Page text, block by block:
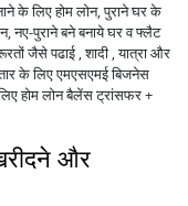
के लिए होम लोन, पुराने घर के
नए-पुराने बने बनाये घर व फ्लैट
जैसे पढाई , शादी , यात्रा और
के लिए एमएसएमई बिजनेस
होम लोन बैलेंस ट्रांसफर +
और